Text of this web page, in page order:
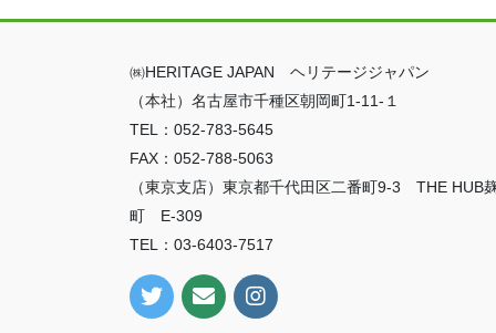
㈱HERITAGE JAPAN ヘリテージジャパン
（本社）名古屋市千種区朝岡町1-11-１
TEL：052-783-5645
FAX：052-788-5063
（東京支店）東京都千代田区二番町9-3 THE HUB
町 E-309
TEL：03-6403-7517